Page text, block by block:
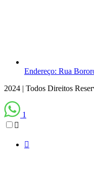
Endereço: Rua
2024 | Todos Direitos
1